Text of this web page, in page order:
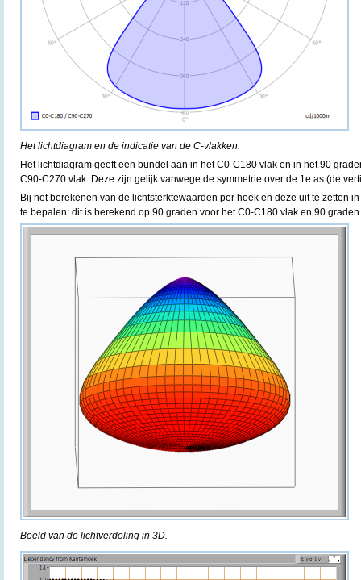
Het lichtdiagram en de indicatie van de C-vlakken.
Het lichtdiagram geeft een bundel aan in het C0-C180 vlak en in het 90
C90-C270 vlak. Deze zijn gelijk vanwege de symmetrie over de 1e as (de
Bij het berekenen van de lichtsterktewaarden per hoek en deze uit te zetten
te bepalen: dit is berekend op 90 graden voor het C0-C180 vlak en 90
Beeld van de lichtverdeling in 3D.